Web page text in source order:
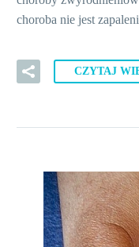
choroba nie jest
CZYTAJ